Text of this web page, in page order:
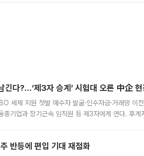
긴다?…‘제3자 승계’ 시험대 오른 中企
세제 지원 첫발 매수자 발굴·인수자금·거래망 이
종기업과 장기근속 임직원 등 제3자에게 연다. 후계
반등에 편입 기대 재점화